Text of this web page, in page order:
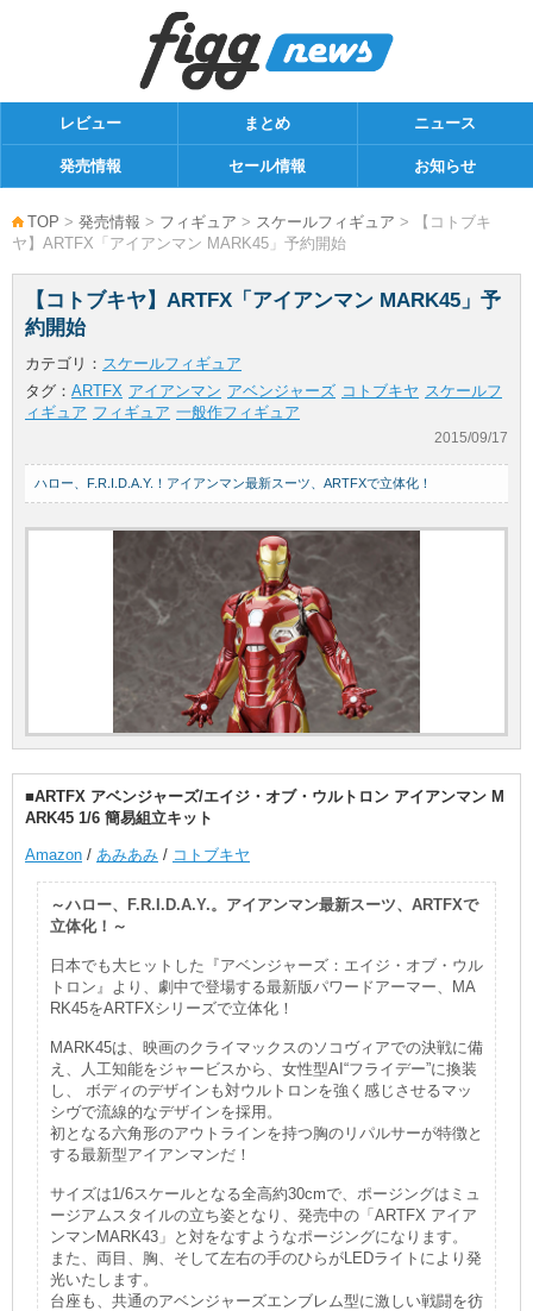
レビュー まとめ ニュース
発売情報 セール情報 お知らせ
TOP > 発売情報 > フィギュア > スケールフィギュア > 【コトブキ
ヤ】ARTFX「アイアンマン MARK45」予約開始
【コトブキヤ】ARTFX「アイアンマン MARK45」予
約開始
カテゴリ： スケールフィギュア
タグ： ARTFX アイアンマン アベンジャーズ コトブキヤ スケールフ
ィギュア フィギュア 一般作フィギュア
2015/09/17
ハロー、F.R.I.D.A.Y.！アイアンマン最新スーツ、ARTFXで立体化！
■ARTFX アベンジャーズ/エイジ・オブ・ウルトロン アイアンマン M
ARK45 1/6 簡易組立キット
Amazon / あみあみ / コトブキヤ
～ハロー、F.R.I.D.A.Y.。アイアンマン最新スーツ、ARTFXで
立体化！～
日本でも大ヒットした『アベンジャーズ：エイジ・オブ・ウル
トロン』より、劇中で登場する最新版パワードアーマー、MA
RK45をARTFXシリーズで立体化！
MARK45は、映画のクライマックスのソコヴィアでの決戦に備
え、人工知能をジャービスから、女性型AI“フライデー”に換装
し、 ボディのデザインも対ウルトロンを強く感じさせるマッ
シヴで流線的なデザインを採用。
初となる六角形のアウトラインを持つ胸のリパルサーが特徴と
する最新型アイアンマンだ！
サイズは1/6スケールとなる全高約30cmで、ポージングはミュ
ージアムスタイルの立ち姿となり、発売中の「ARTFX アイア
ンマンMARK43」と対をなすようなポージングになります。
また、両目、胸、そして左右の手のひらがLEDライトにより発
光いたします。
台座も、共通のアベンジャーズエンブレム型に激しい戦闘を彷